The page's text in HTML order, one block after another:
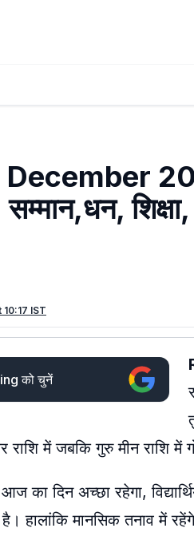
सम्मान,धन,
IST
को चुनें
राशि में जबकि गुरु मीन राशि में
का दिन अच्छा रहेगा,
हालांकि मानसिक तनाव में